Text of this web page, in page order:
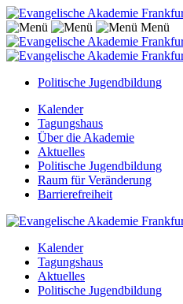
Menü
Politische Jugendbildung
Kalender
Tagungshaus
Über die Akademie
Aktuelles
Politische Jugendbildung
Raum für Veränderung
Barrierefreiheit
Kalender
Tagungshaus
Aktuelles
Politische Jugendbildung